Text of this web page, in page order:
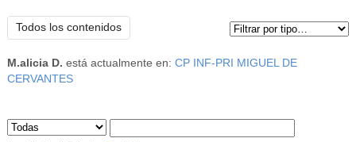
Todos los contenidos
M.alicia D. está actualmente en: CP INF-PRI MIGUEL DE
CERVANTES
Sus archivos